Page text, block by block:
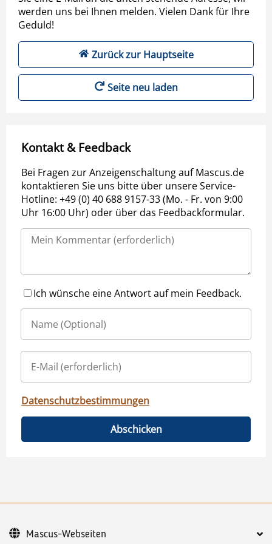
werden uns bei Ihnen melden. Vielen Dank für Ihre
Geduld!
Zurück zur Hauptseite
Seite neu laden
Kontakt & Feedback
Bei Fragen zur Anzeigenschaltung auf Mascus.de
kontaktieren Sie uns bitte über unsere Service-
Hotline: +49 (0) 40 688 9157-33 (Mo. - Fr. von 9:00
Uhr 16:00 Uhr) oder über das Feedbackformular.
Ich wünsche eine Antwort auf mein Feedback.
Datenschutzbestimmungen
Abschicken
Mascus-Webseiten